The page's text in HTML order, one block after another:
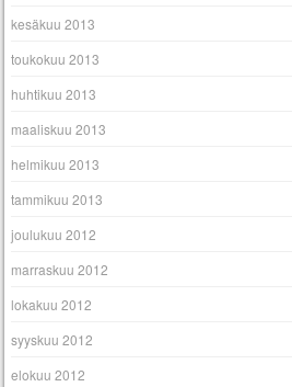
kesäkuu 2013
toukokuu 2013
huhtikuu 2013
maaliskuu 2013
helmikuu 2013
tammikuu 2013
joulukuu 2012
marraskuu 2012
lokakuu 2012
syyskuu 2012
elokuu 2012